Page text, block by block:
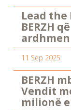
Lead the
BERZH
ardhmen
11 Sep 2025
BERZH
Vendit
milionë